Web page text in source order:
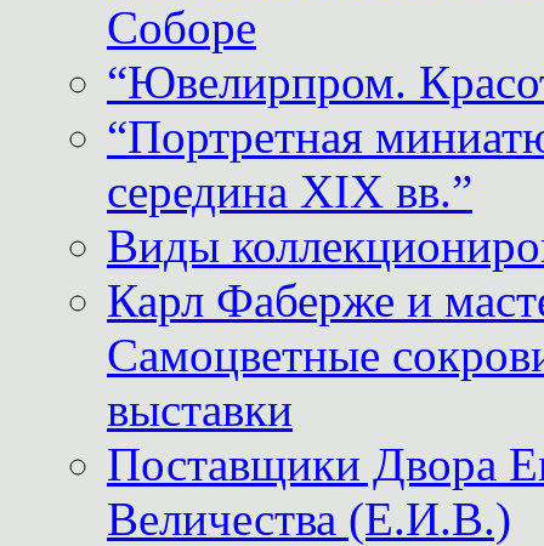
Соборе
“Ювелирпром.
“Портретная
середина XIX вв.”
Виды
Карл Фаберже и
Самоцветные
выставки
Поставщики
Величества (Е.И.В.)